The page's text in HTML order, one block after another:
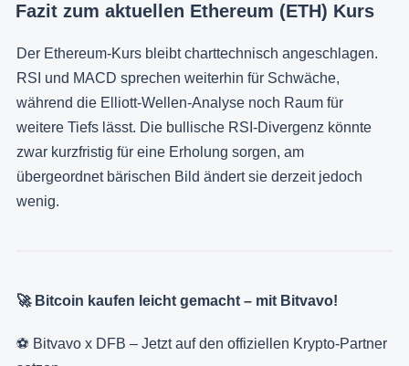
Fazit zum aktuellen Ethereum (ETH) Kurs
Der Ethereum-Kurs bleibt charttechnisch angeschlagen.
RSI und MACD sprechen weiterhin für Schwäche,
während die Elliott-Wellen-Analyse noch Raum für
weitere Tiefs lässt. Die bullische RSI-Divergenz könnte
zwar kurzfristig für eine Erholung sorgen, am
übergeordnet bärischen Bild ändert sie derzeit jedoch
wenig.
🚀 Bitcoin kaufen leicht gemacht – mit Bitvavo!
⚽ Bitvavo x DFB – Jetzt auf den offiziellen Krypto-Partner